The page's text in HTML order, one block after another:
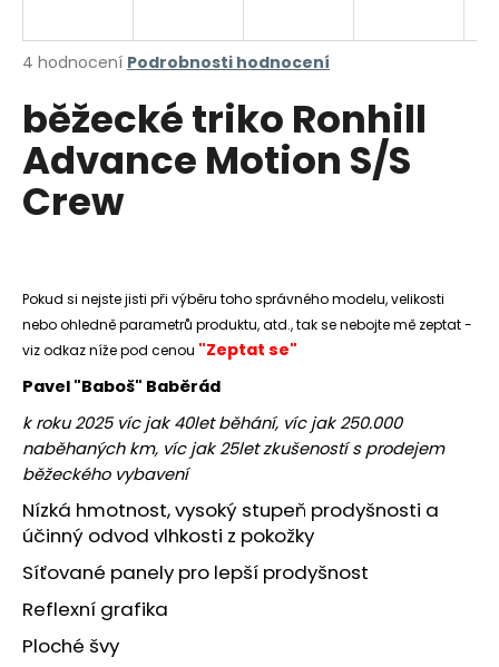
Průměrné
produktu
je
4,8
z
5
hvězdiček.
4 hodnocení Podrobnosti hodnocení
běžecké triko Ronhill
Advance Motion S/S
Crew
Pokud si nejste jisti při výběru toho správného modelu, velikosti
nebo ohledně parametrů produktu, atd., tak se nebojte mě zeptat -
viz odkaz níže pod cenou "Zeptat se"
Pavel "Baboš" Baběrád
k roku 2025 víc jak 40let běhání, víc jak 250.000
naběhaných km, víc jak 25let zkušeností s prodejem
běžeckého vybavení
Nízká hmotnost, vysoký stupeň prodyšnosti a
účinný odvod vlhkosti z pokožky
Síťované panely pro lepší prodyšnost
Reflexní grafika
Ploché švy
j
t
?
D
o
o
r
u
č
u
j
e
m
e